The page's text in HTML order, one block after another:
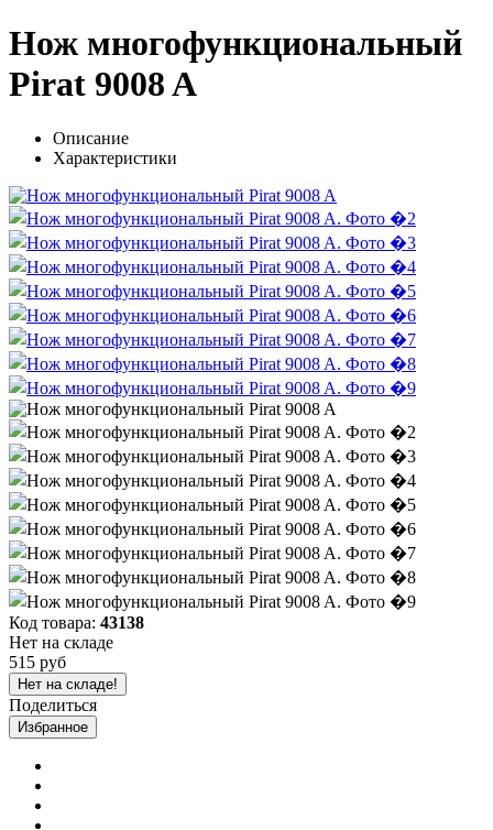
Нож многофункциональный
Pirat 9008 A
Описание
Характеристики
Код товара: 43138
Нет на складе
515 руб
Нет на складе!
Поделиться
Избранное